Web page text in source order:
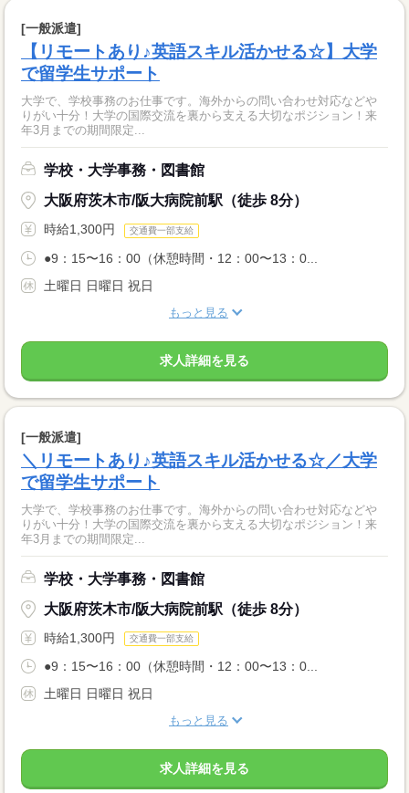
[一般派遣]
【リモートあり♪英語スキル活かせる☆】大学
で留学生サポート
大学で、学校事務のお仕事です。海外からの問い合わせ対応などや
りがい十分！大学の国際交流を裏から支える大切なポジション！来
年3月までの期間限定...
学校・大学事務・図書館
大阪府茨木市/阪大病院前駅（徒歩 8分）
時給1,300円 交通費一部支給
●9：15〜16：00（休憩時間・12：00〜13：0...
土曜日 日曜日 祝日
もっと見る
求人詳細を見る
[一般派遣]
＼リモートあり♪英語スキル活かせる☆／大学
で留学生サポート
大学で、学校事務のお仕事です。海外からの問い合わせ対応などや
りがい十分！大学の国際交流を裏から支える大切なポジション！来
年3月までの期間限定...
学校・大学事務・図書館
大阪府茨木市/阪大病院前駅（徒歩 8分）
時給1,300円 交通費一部支給
●9：15〜16：00（休憩時間・12：00〜13：0...
土曜日 日曜日 祝日
もっと見る
求人詳細を見る